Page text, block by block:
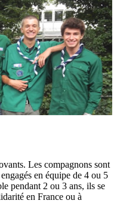
Les compagnons sont
en équipe de 4 ou 5
pendant 2 ou 3 ans, ils se
en France ou à